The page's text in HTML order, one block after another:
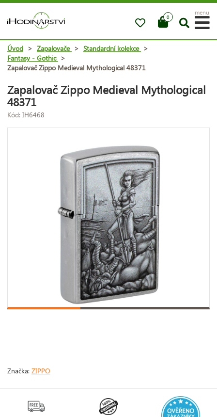
0
menu
Úvod > Zapalovače > Standardní kolekce >
Fantasy - Gothic >
Zapalovač Zippo Medieval Mythological 48371
Zapalovač Zippo Medieval Mythological
48371
Kód: IH6468
Značka: ZIPPO